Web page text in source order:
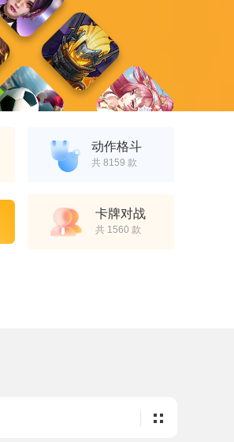
动作格斗
共 8159 款
卡牌对战
共 1560 款